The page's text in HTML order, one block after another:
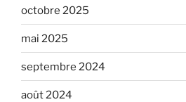
octobre 2025
mai 2025
septembre 2024
août 2024